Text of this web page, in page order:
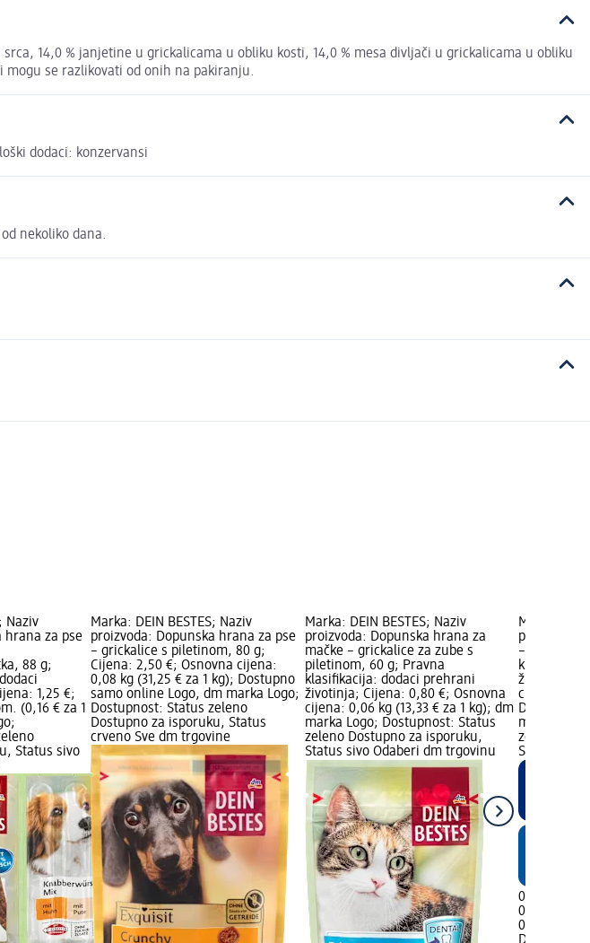
14,0 % janjetine u grickalicama u obliku kosti, 14,0 % mesa divljači u grickalicama u obliku
mogu se razlikovati od onih na pakiranju.
dodaci: konzervansi
nekoliko dana.
Naziv
hrana za pse
88 g;
1,25 €;
(0,16 € za 1
Status sivo
Marka: DEIN BESTES; Naziv
proizvoda: Dopunska hrana za pse
– grickalice s piletinom, 80 g;
Cijena: 2,50 €; Osnovna cijena:
0,08 kg (31,25 € za 1 kg); Dostupno
samo online Logo, dm marka Logo;
Dostupnost: Status zeleno
Dostupno za isporuku, Status
crveno Sve dm trgovine
Marka: DEIN BESTES; Naziv
proizvoda: Dopunska hrana za
mačke – grickalice za zube s
piletinom, 60 g; Pravna
klasifikacija: dodaci prehrani
životinja; Cijena: 0,80 €; Osnovna
cijena: 0,06 kg (13,33 € za 1 kg); dm
marka Logo; Dostupnost: Status
zeleno Dostupno za isporuku,
Status sivo Odaberi dm trgovinu
Marka:
proizvoda:
– štapići s
životinja;
cijena:
Dostupno
marka
zeleno
Status
0,30 €
0,012 kg
DEIN